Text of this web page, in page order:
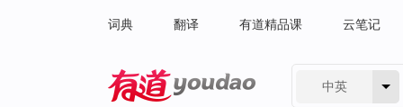
词典 翻译 有道精品课 云笔记
中英